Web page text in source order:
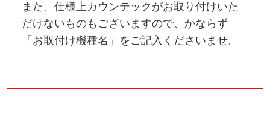
また、仕様上カウンテックがお取り付けいた
だけないものもございますので、かならず
「お取付け機種名」をご記入くださいませ。